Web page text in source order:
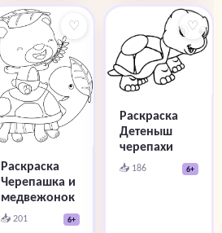
♡
Раскраска
Черепашка и
медвежонок
📥 201 6+
♡
Раскраска
Детеныш
черепахи
📥 186 6+